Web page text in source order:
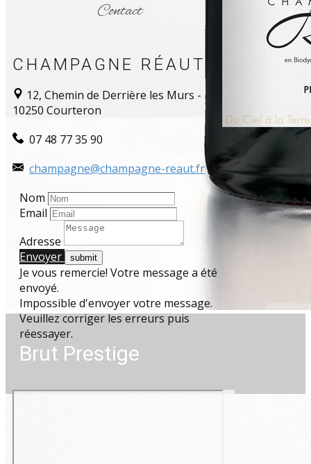
Brut Prestige
Contact
CHAMPAGNE RÉAUT
12, Chemin de Derrière les Murs -
10250 Courteron
​​ 07 48 77 35 90
champagne@champagne-reaut.fr
Nom
Email
Adresse
Envoyer
Je vous remercie! Votre message a été
envoyé.
Impossible d'envoyer votre message.
Veuillez corriger les erreurs puis
réessayer.